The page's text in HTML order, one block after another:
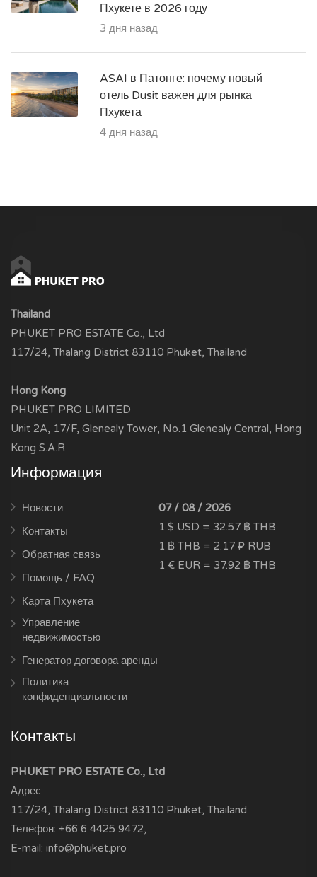
Пхукете в 2026 году
3 дня назад
ASAI в Патонге: почему новый
отель Dusit важен для рынка
Пхукета
4 дня назад
Thailand
PHUKET PRO ESTATE Co., Ltd
117/24, Thalang District 83110 Phuket, Thailand
Hong Kong
PHUKET PRO LIMITED
Unit 2A, 17/F, Glenealy Tower, No.1 Glenealy Central, Hong
Kong S.A.R
Информация
Новости
Контакты
Обратная связь
Помощь / FAQ
Карта Пхукета
Управление
недвижимостью
Генератор договора аренды
Политика
конфиденциальности
07 / 08 / 2026
1 $ USD = 32.57 ฿ THB
1 ฿ THB = 2.17 ₽ RUB
1 € EUR = 37.92 ฿ THB
Контакты
PHUKET PRO ESTATE Co., Ltd
Адрес:
117/24, Thalang District 83110 Phuket, Thailand
Телефон: +66 6 4425 9472
E-mail: info@phuket.pro